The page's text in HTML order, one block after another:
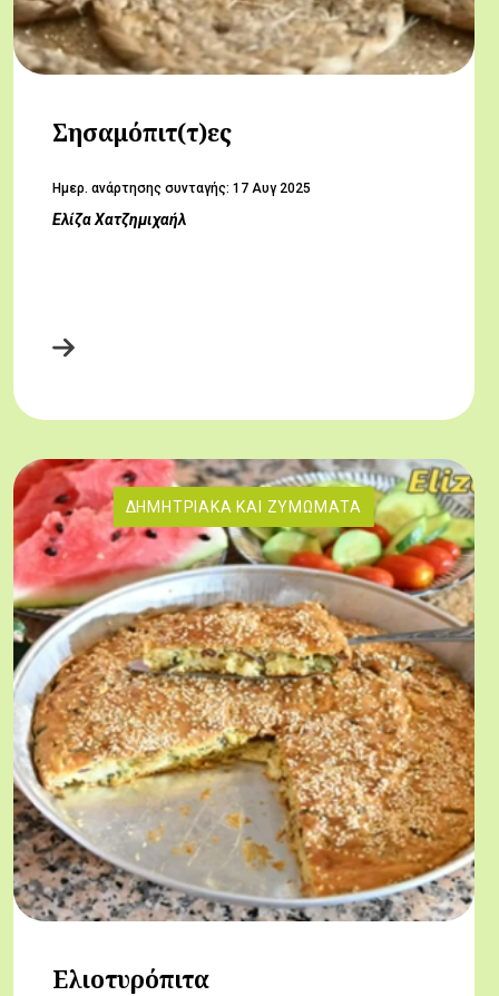
Σησαμόπιτ(τ)ες
Hμερ. ανάρτησης συνταγής: 17 Αυγ 2025
Ελίζα Χατζημιχαήλ
ΔΗΜΗΤΡΙΑΚΆ ΚΑΙ ΖΥΜΏΜΑΤΑ
Ελιοτυρόπιτα